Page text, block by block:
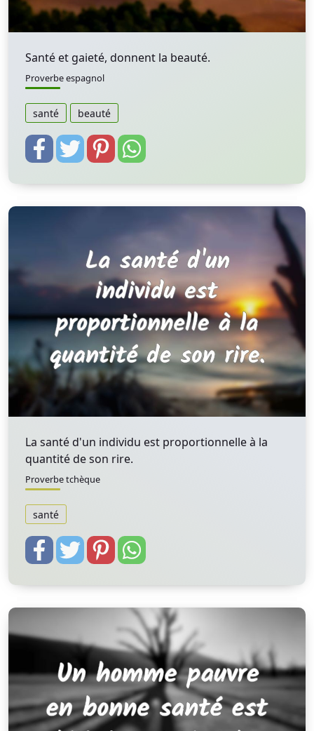
Santé et gaieté, donnent la beauté.
Proverbe espagnol
santé beauté
La santé d'un individu est proportionnelle à la
quantité de son rire.
Proverbe tchèque
santé